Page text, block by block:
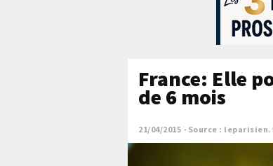
France: Elle
de 6 mois
21/04/2015 Source :